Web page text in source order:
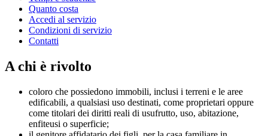
Quanto costa
Accedi al servizio
Condizioni di servizio
Contatti
A chi è rivolto
coloro che possiedono immobili, inclusi i terreni e le aree
edificabili, a qualsiasi uso destinati, come proprietari oppure
come titolari dei diritti reali di usufrutto, uso, abitazione,
enfiteusi o superficie;